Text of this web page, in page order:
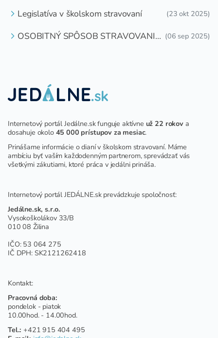
Legislatíva v školskom stravovaní (23 okt 2025)
OSOBITNÝ SPÔSOB STRAVOVANIA (06 sep 2025)
Internetový portál Jedálne.sk funguje aktívne už 22 rokova
dosahuje okolo 45 000 prístupov za mesiac.
Prinášame informácie o dianí v školskom stravovaní. Máme
ambíciu byť vaším každodenným partnerom, sprevádzať vás
všetkými zákutiami, ktoré práca v jedálni prináša.
Internetový portál JEDÁLNE.sk prevádzkuje spoločnosť:
Jedálne.sk, s.r.o.
Vysokoškolákov 33/B
010 08 Žilina
IČO: 53 064 275
IČ DPH: SK2121262418
Kontakt:
Pracovná doba:
pondelok - piatok
10.00hod. - 14.00hod.
Tel.: +421 915 404 495